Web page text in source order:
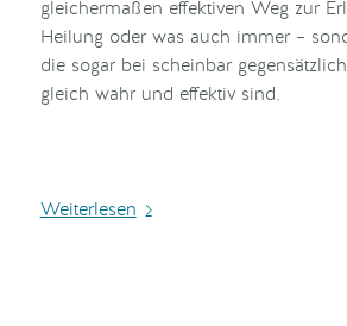
gleichermaßen effektiven Weg zur
Heilung oder was auch immer –
die sogar bei scheinbar
gleich wahr und effektiv sind.
Weiterlesen